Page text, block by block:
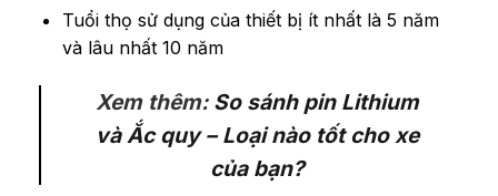
Tuổi thọ sử dụng của thiết bị ít nhất là 5 năm
và lâu nhất 10 năm
Xem thêm: So sánh pin Lithium
và Ắc quy – Loại nào tốt cho xe
của bạn?